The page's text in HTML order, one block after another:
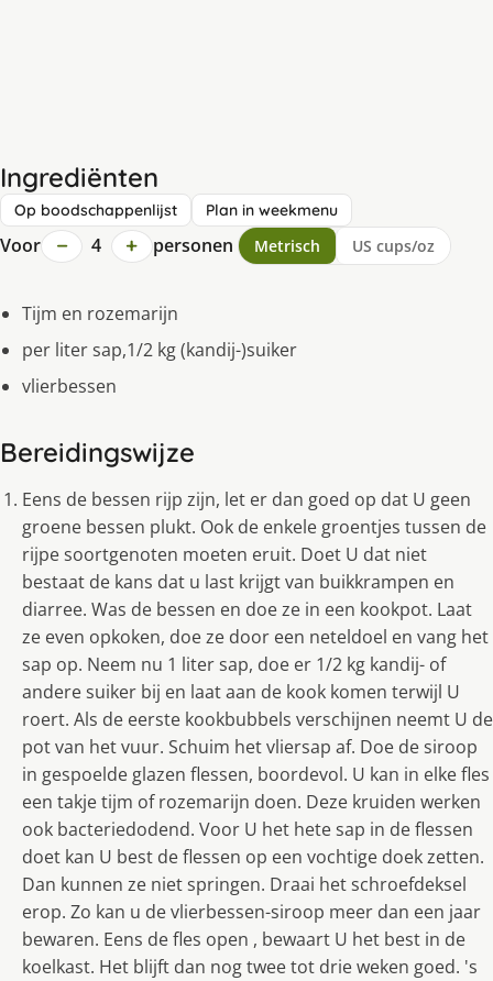
Ingrediënten
Op boodschappenlijst Plan in weekmenu
Voor − 4 + personen Metrisch US cups/oz
Tijm en rozemarijn
per liter sap,1/2 kg (kandij-)suiker
vlierbessen
Bereidingswijze
Eens de bessen rijp zijn, let er dan goed op dat U geen
groene bessen plukt. Ook de enkele groentjes tussen de
rijpe soortgenoten moeten eruit. Doet U dat niet
bestaat de kans dat u last krijgt van buikkrampen en
diarree. Was de bessen en doe ze in een kookpot. Laat
ze even opkoken, doe ze door een neteldoel en vang het
sap op. Neem nu 1 liter sap, doe er 1/2 kg kandij- of
andere suiker bij en laat aan de kook komen terwijl U
roert. Als de eerste kookbubbels verschijnen neemt U de
pot van het vuur. Schuim het vliersap af. Doe de siroop
in gespoelde glazen flessen, boordevol. U kan in elke fles
een takje tijm of rozemarijn doen. Deze kruiden werken
ook bacteriedodend. Voor U het hete sap in de flessen
doet kan U best de flessen op een vochtige doek zetten.
Dan kunnen ze niet springen. Draai het schroefdeksel
erop. Zo kan u de vlierbessen-siroop meer dan een jaar
bewaren. Eens de fles open , bewaart U het best in de
koelkast. Het blijft dan nog twee tot drie weken goed. 's